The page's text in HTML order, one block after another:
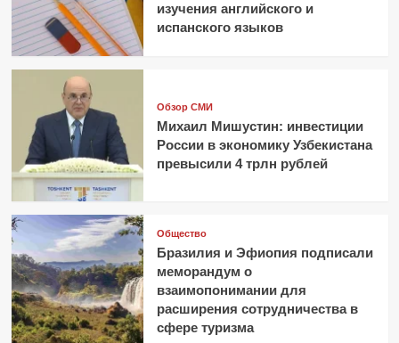
изучения английского и
испанского языков
Обзор СМИ
Михаил Мишустин: инвестиции
России в экономику Узбекистана
превысили 4 трлн рублей
Общество
Бразилия и Эфиопия подписали
меморандум о
взаимопонимании для
расширения сотрудничества в
сфере туризма